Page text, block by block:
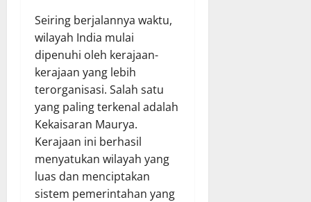
Seiring berjalannya waktu,
wilayah India mulai
dipenuhi oleh kerajaan-
kerajaan yang lebih
terorganisasi. Salah satu
yang paling terkenal adalah
Kekaisaran Maurya.
Kerajaan ini berhasil
menyatukan wilayah yang
luas dan menciptakan
sistem pemerintahan yang